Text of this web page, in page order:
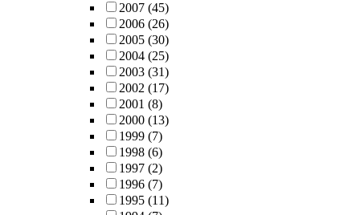
2007 (45)
2006 (26)
2005 (30)
2004 (25)
2003 (31)
2002 (17)
2001 (8)
2000 (13)
1999 (7)
1998 (6)
1997 (2)
1996 (7)
1995 (11)